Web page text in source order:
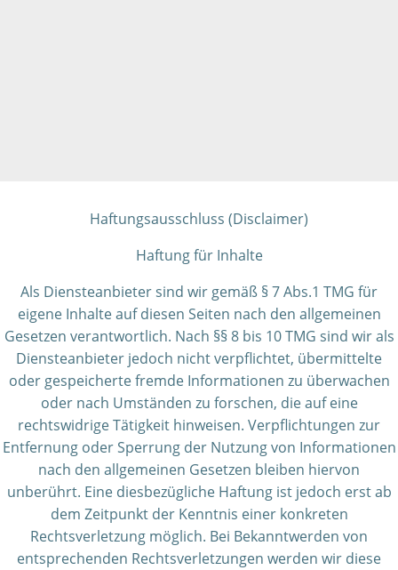
Haftungsausschluss (Disclaimer)
Haftung für Inhalte
Als Diensteanbieter sind wir gemäß § 7 Abs.1 TMG für
eigene Inhalte auf diesen Seiten nach den allgemeinen
Gesetzen verantwortlich. Nach §§ 8 bis 10 TMG sind wir als
Diensteanbieter jedoch nicht verpflichtet, übermittelte
oder gespeicherte fremde Informationen zu überwachen
oder nach Umständen zu forschen, die auf eine
rechtswidrige Tätigkeit hinweisen. Verpflichtungen zur
Entfernung oder Sperrung der Nutzung von Informationen
nach den allgemeinen Gesetzen bleiben hiervon
unberührt. Eine diesbezügliche Haftung ist jedoch erst ab
dem Zeitpunkt der Kenntnis einer konkreten
Rechtsverletzung möglich. Bei Bekanntwerden von
entsprechenden Rechtsverletzungen werden wir diese